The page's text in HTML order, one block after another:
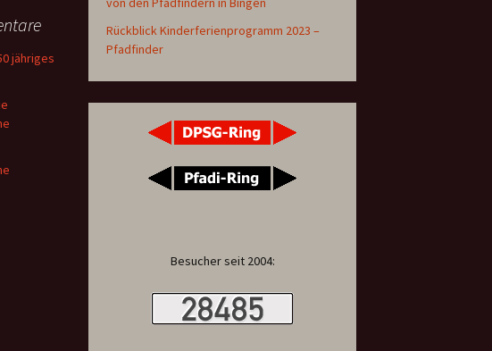
Rückblick Kinderferienprogramm 2023 –
Pfadfinder
Besucher seit 2004:
jähriges